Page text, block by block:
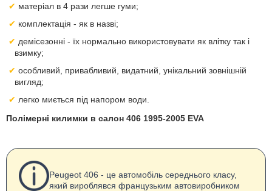
матеріал в 4 рази легше гуми;
комплектація - як в назві;
демісезонні - їх нормально використовувати як влітку так і
взимку;
особливий, привабливий, видатний, унікальний зовнішній
вигляд;
легко миється під напором води.
Полімерні килимки в салон 406 1995-2005 EVA
Peugeot 406 - це автомобіль середнього класу,
який вироблявся французьким автовиробником